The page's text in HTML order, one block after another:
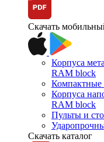
Скачать
Корпуса
RAM block
Компактные
Корпуса
RAM block
Пульты и
Скачать каталог